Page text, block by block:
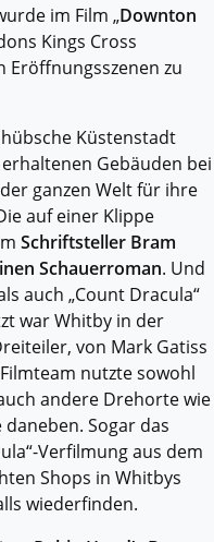
im Film „Downton
Kings Cross
zu
Küstenstadt
Gebäuden bei
ganzen Welt für ihre
auf einer Klippe
Schriftsteller Bram
Schauerroman. Und
auch „Count Dracula“
war Whitby in der
von Mark Gatiss
nutzte sowohl
andere Drehorte wie
Sogar das
Verfilmung aus dem
Shops in Whitbys
wiederfinden.